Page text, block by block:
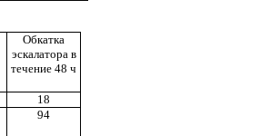
Обкатка
эскалатора в
течение 48 ч
18
94